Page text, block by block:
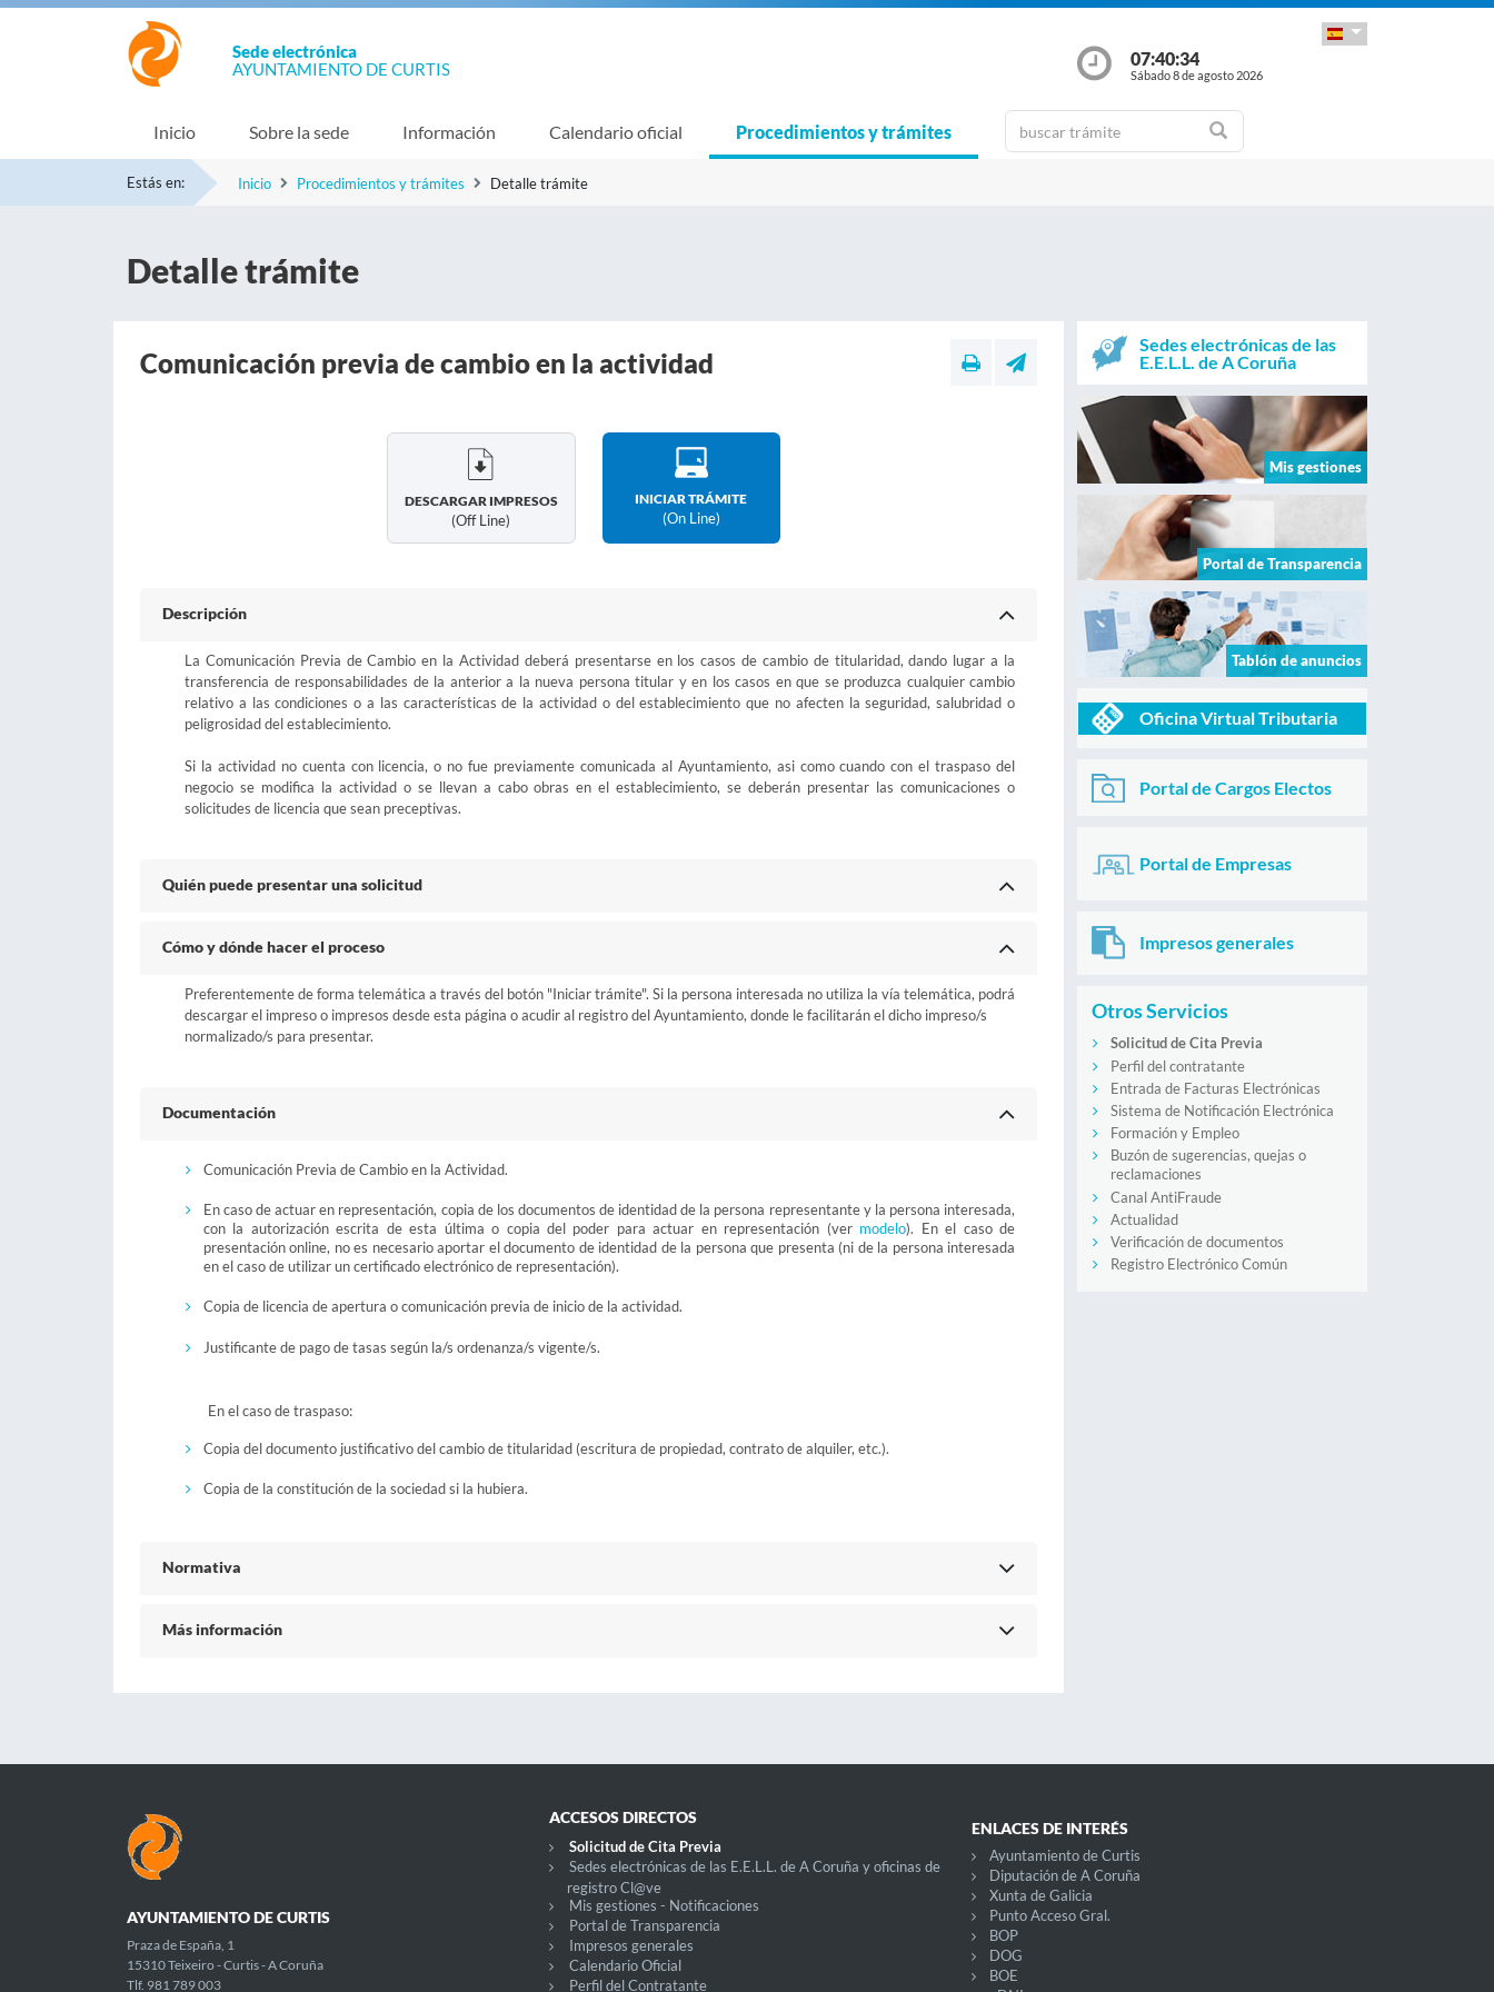
Sede electrónica
AYUNTAMIENTO DE CURTIS
07:40:34
Sábado 8 de agosto 2026
Inicio Sobre la sede Información Calendario oficial Procedimientos y trámites
Estás en: Inicio Procedimientos y trámites Detalle trámite
Detalle trámite
Comunicación previa de cambio en la actividad
DESCARGAR IMPRESOS
(off Line)
INICIAR TRÁMITE
(on Line)
Descripción
La Comunicación Previa de Cambio en la Actividad deberá presentarse en los casos de cambio de titularidad, dando lugar a la
transferencia de responsabilidades de la anterior a la nueva persona titular y en los casos en que se produzca cualquier cambio
relativo a las condiciones o a las características de la actividad o del establecimiento que no afecten la seguridad, salubridad o
peligrosidad del establecimiento.
Si la actividad no cuenta con licencia, o no fue previamente comunicada al Ayuntamiento, asi como cuando con el traspaso del
negocio se modifica la actividad o se llevan a cabo obras en el establecimiento, se deberán presentar las comunicaciones o
solicitudes de licencia que sean preceptivas.
Quién puede presentar una solicitud
Cómo y dónde hacer el proceso
Preferentemente de forma telemática a través del botón "Iniciar trámite". Si la persona interesada no utiliza la vía telemática, podrá
descargar el impreso o impresos desde esta página o acudir al registro del Ayuntamiento, donde le facilitarán el dicho impreso/s
normalizado/s para presentar.
Documentación
Comunicación Previa de Cambio en la Actividad.
En caso de actuar en representación, copia de los documentos de identidad de la persona representante y la persona interesada,
con la autorización escrita de esta última o copia del poder para actuar en representación (ver modelo). En el caso de
presentación online, no es necesario aportar el documento de identidad de la persona que presenta (ni de la persona interesada
en el caso de utilizar un certificado electrónico de representación).
Copia de licencia de apertura o comunicación previa de inicio de la actividad.
Justificante de pago de tasas según la/s ordenanza/s vigente/s.
En el caso de traspaso:
Copia del documento justificativo del cambio de titularidad (escritura de propiedad, contrato de alquiler, etc.).
Copia de la constitución de la sociedad si la hubiera.
Normativa
Más información
Sedes electrónicas de las
E.E.L.L. de A Coruña
Mis gestiones
Portal de Transparencia
Tablón de anuncios
Oficina Virtual Tributaria
Portal de Cargos Electos
Portal de Empresas
Impresos generales
Otros Servicios
Solicitud de Cita Previa
Perfil del contratante
Entrada de Facturas Electrónicas
Sistema de Notificación Electrónica
Formación y Empleo
Buzón de sugerencias, quejas o
reclamaciones
Canal AntiFraude
Actualidad
Verificación de documentos
Registro Electrónico Común
AYUNTAMIENTO DE CURTIS
Praza de España, 1
15310 Teixeiro - Curtis - A Coruña
Tlf. 981 789 003
ACCESOS DIRECTOS
Solicitud de Cita Previa
Sedes electrónicas de las E.E.L.L. de A Coruña y oficinas de
registro Cl@ve
Mis gestiones - Notificaciones
Portal de Transparencia
Impresos generales
Calendario Oficial
Perfil del Contratante
ENLACES DE INTERÉS
Ayuntamiento de Curtis
Diputación de A Coruña
Xunta de Galicia
Punto Acceso Gral.
BOP
DOG
BOE